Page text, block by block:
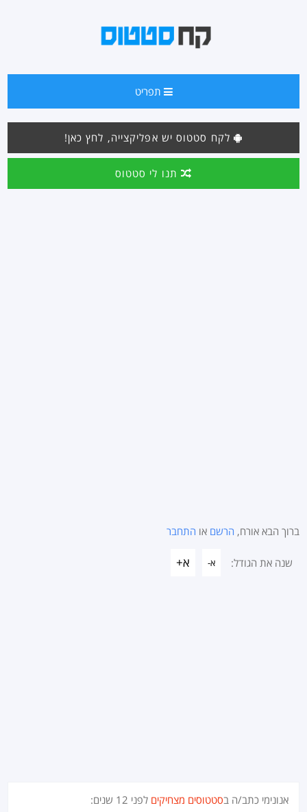
תפריט
לקח סטטוס יש אפליקצייה, לחץ כאן!
תנו לי סטטוס
ברוך הבא אורח, הרשם או התחבר
שנה את הגודל: א- א+
אנונימי כתב/ה בסטטוסים מצחיקים לפני 12 שנים :